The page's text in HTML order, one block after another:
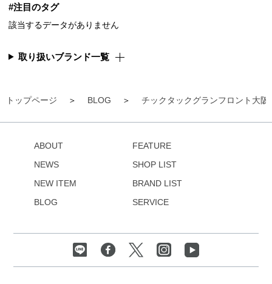
トップページ BLOG チックタックグランフロント大阪
#注目のタグ
該当するデータがありません
取り扱いブランド一覧
ABOUT
NEWS
NEW ITEM
BLOG
FEATURE
SHOP LIST
BRAND LIST
SERVICE